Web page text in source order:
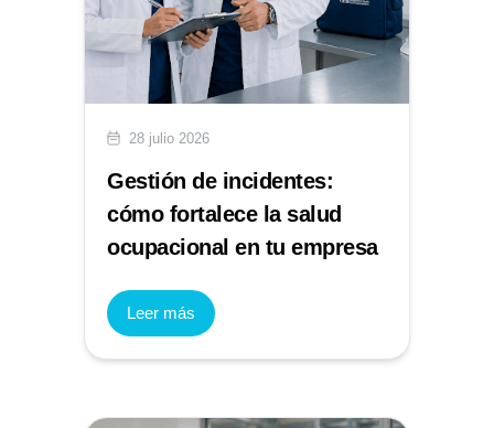
28 julio 2026
Gestión de incidentes:
cómo fortalece la salud
ocupacional en tu empresa
Leer más